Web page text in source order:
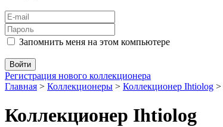
Запомнить меня на этом компьютере
Регистрация нового коллекционера
Главная > Коллекционеры > Коллекционер Ihtiolog >
Коллекционер Ihtiolog